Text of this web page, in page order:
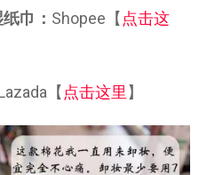
巾： Shopee【 点击这
【点击这里】